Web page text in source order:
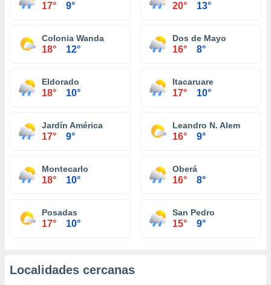
17° 9° 20° 13°
Colonia Wanda
18° 12°
Dos de Mayo
16° 8°
Eldorado
18° 10°
Itacaruare
17° 10°
Jardín América
17° 9°
Leandro N. Alem
16° 9°
Montecarlo
18° 10°
Oberá
16° 8°
Posadas
17° 10°
San Pedro
15° 9°
Localidades cercanas